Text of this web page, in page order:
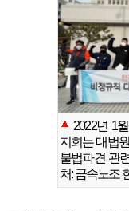
2022년 1
지회는 대법
불법파견 관
처: 금속노조